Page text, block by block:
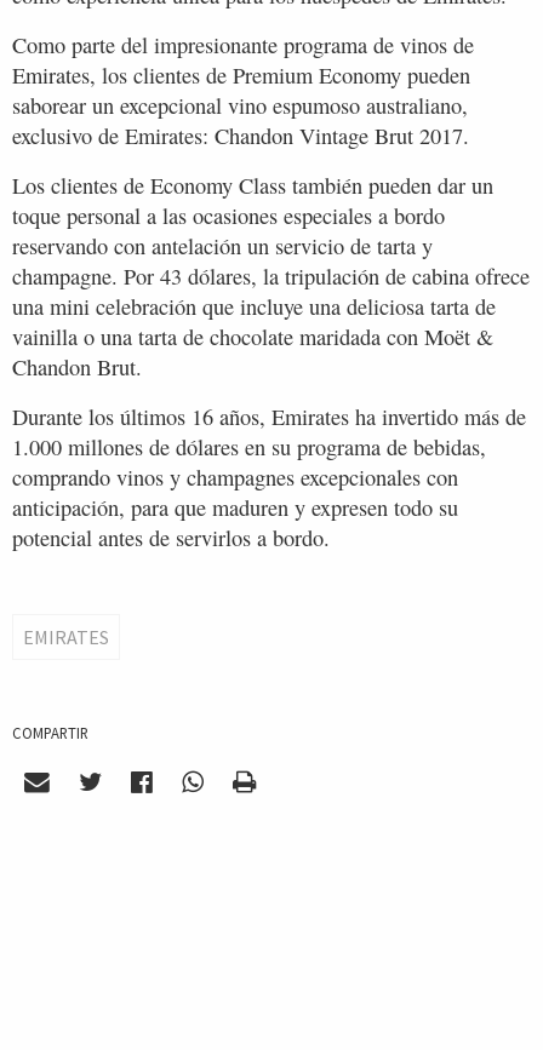
Como parte del impresionante programa de vinos de
Emirates, los clientes de Premium Economy pueden
saborear un excepcional vino espumoso australiano,
exclusivo de Emirates: Chandon Vintage Brut 2017.
Los clientes de Economy Class también pueden dar un
toque personal a las ocasiones especiales a bordo
reservando con antelación un servicio de tarta y
champagne. Por 43 dólares, la tripulación de cabina ofrece
una mini celebración que incluye una deliciosa tarta de
vainilla o una tarta de chocolate maridada con Moët &
Chandon Brut.
Durante los últimos 16 años, Emirates ha invertido más de
1.000 millones de dólares en su programa de bebidas,
comprando vinos y champagnes excepcionales con
anticipación, para que maduren y expresen todo su
potencial antes de servirlos a bordo.
EMIRATES
COMPARTIR